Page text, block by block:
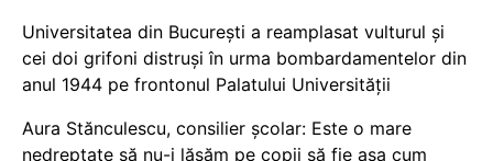
Universitatea din București a reamplasat vulturul și
cei doi grifoni distruși în urma bombardamentelor din
anul 1944 pe frontonul Palatului Universității
Aura Stănculescu, consilier școlar: Este o mare
nedreptate să nu-i lăsăm pe copii să fie așa cum